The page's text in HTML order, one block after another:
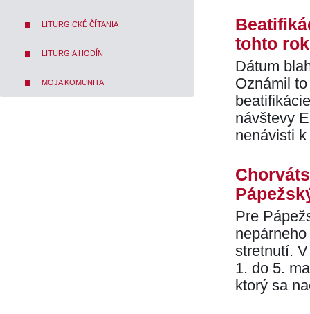
LITURGICKÉ ČÍTANIA
LITURGIA HODÍN
MOJA KOMUNITA
tohto
Dátum
Oznámil
návštevy
nenávisti
Pre
stretnutí.
1. do 5.
ktorý sa